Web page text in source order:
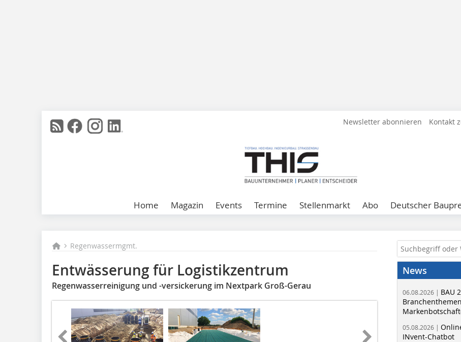
Newsletter abonnieren Kontakt
Home Magazin Events Termine Stellenmarkt Abo Deutscher
Regenwassermgmt.
Entwässerung für Logistikzentrum
Regenwasserreinigung und -versickerung im Nextpark Groß-Gerau
News
06.08.2026 | BAU
05.08.2026 |
INvent-Chatbot